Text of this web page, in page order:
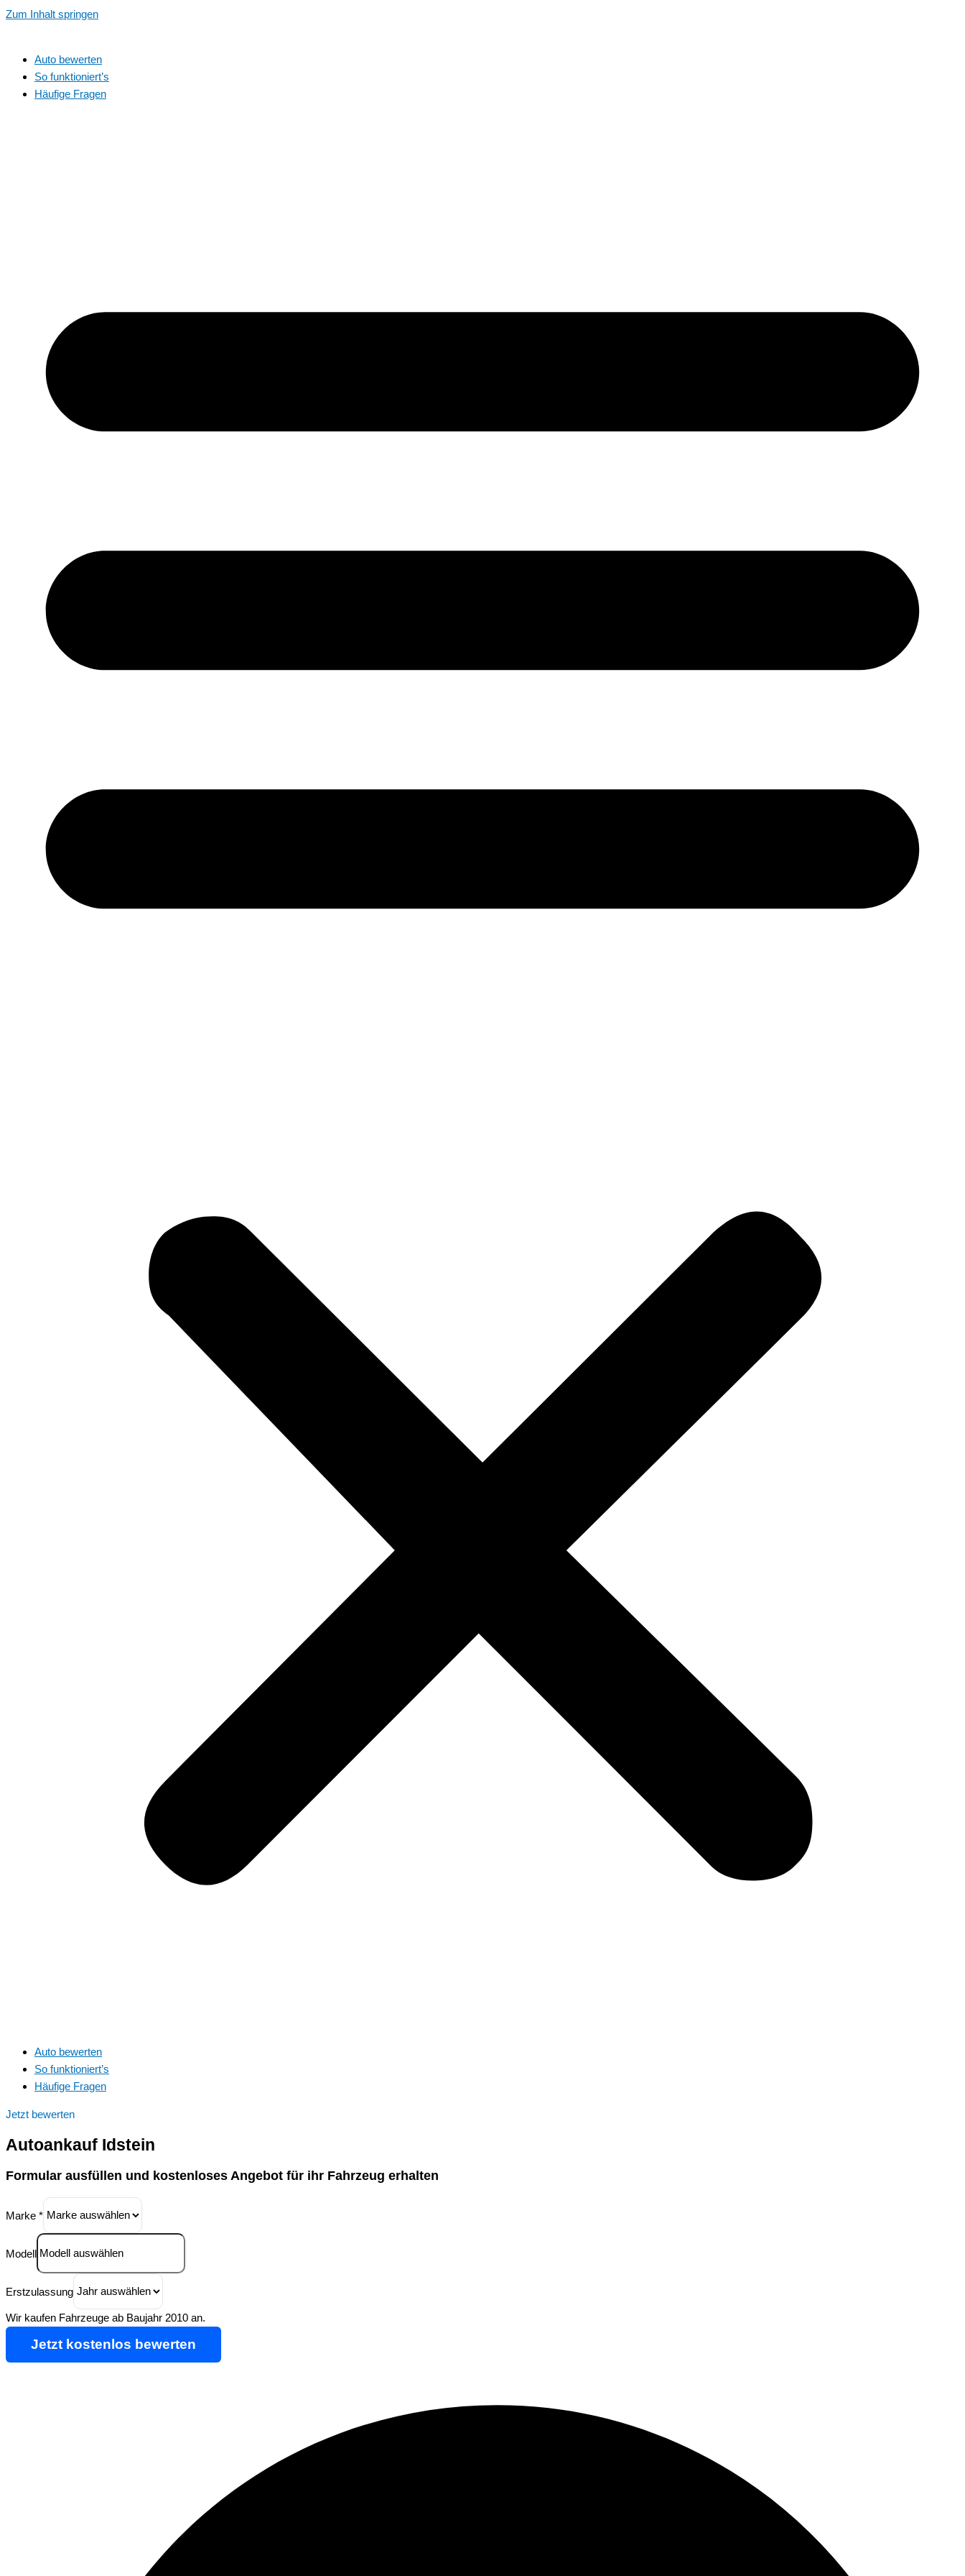
Zum Inhalt springen
Auto bewerten
So funktioniert’s
Häufige Fragen
Auto bewerten
So funktioniert’s
Häufige Fragen
Jetzt bewerten
Autoankauf Idstein
Formular ausfüllen und kostenloses Angebot für ihr Fahrzeug erhalten
Marke *
Modell
Erstzulassung
Wir kaufen Fahrzeuge ab Baujahr 2010 an.
Jetzt kostenlos bewerten